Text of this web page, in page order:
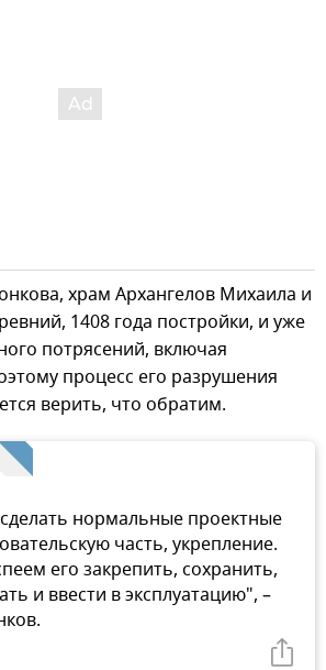
храм Архангелов Михаила и
1408 года постройки, и уже
потрясений, включая
процесс его разрушения
верить, что обратим.
нормальные проектные
часть, укрепление.
его закрепить, сохранить,
и ввести в эксплуатацию", –